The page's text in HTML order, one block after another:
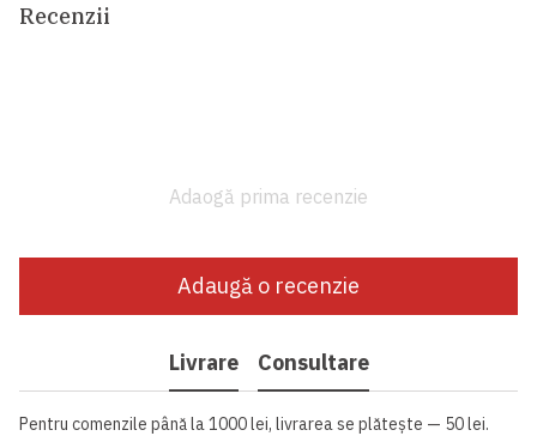
Recenzii
Adaogă prima recenzie
Adaugă o recenzie
Livrare Consultare
Pentru comenzile până la 1000 lei, livrarea se plătește — 50 lei.